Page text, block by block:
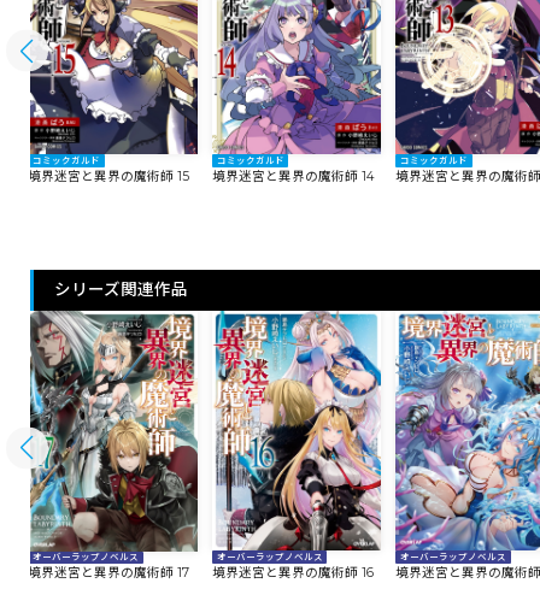
コミックガルド
境界迷宮と異界の魔術師 15
コミックガルド
境界迷宮と異界の魔術師 14
コミックガルド
境界迷宮と異界の魔術
シリーズ関連作品
オーバーラップノベルス
境界迷宮と異界の魔術師 17
オーバーラップノベルス
境界迷宮と異界の魔術師 16
オーバーラップノベルス
境界迷宮と異界の魔術